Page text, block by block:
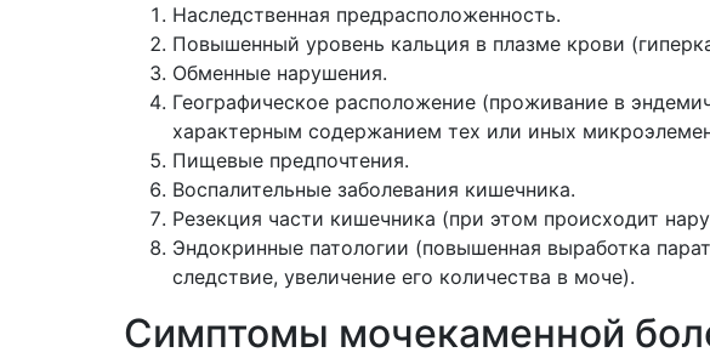
Наследственная предрасположенность.
Повышенный уровень кальция в плазме крови
Обменные нарушения.
Географическое расположение (проживание в
характерным содержанием тех или иных
Пищевые предпочтения.
Воспалительные заболевания кишечника.
Резекция части кишечника (при этом происходит
Эндокринные патологии (повышенная выработка
следствие, увеличение его количества в моче).
Симптомы мочекаменной